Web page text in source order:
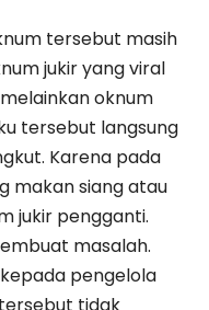
tersebut masih
jukir yang viral
oknum
tersebut langsung
Karena pada
makan siang atau
jukir pengganti.
masalah.
pengelola
tidak